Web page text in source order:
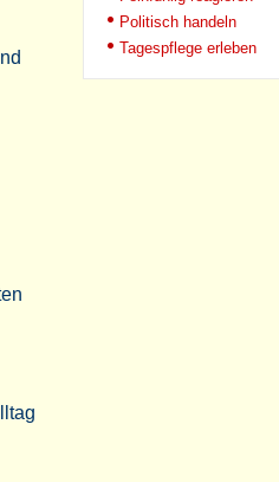
Politisch handeln
Tagespflege erleben